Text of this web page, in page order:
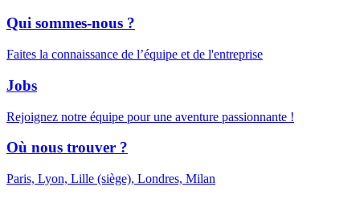
Qui sommes-nous ?
Faites la connaissance de l’équipe et de l'entreprise
Jobs
Rejoignez notre équipe pour une aventure passionnante !
Où nous trouver ?
Paris, Lyon, Lille (siège), Londres, Milan